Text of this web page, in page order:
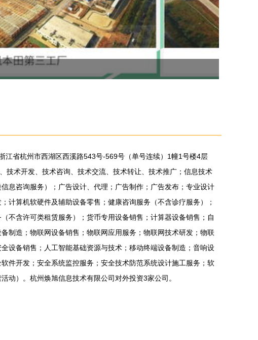
省杭州市西湖区西溪路543号-569号（单号连续）1幢1号楼4层
技术开发、技术咨询、技术交流、技术转让、技术推广；信息技术
息咨询服务）；广告设计、代理；广告制作；广告发布；专业设计
计算机软硬件及辅助设备零售；健康咨询服务（不含诊疗服务）；
不含许可类租赁服务）；货币专用设备销售；计算器设备销售；自
制造；物联网设备销售；物联网应用服务；物联网技术研发；物联
设备销售；人工智能基础资源与技术；移动终端设备制造；音响设
件开发；安全系统监控服务；安全技术防范系统设计施工服务；软
动）。杭州焕旭信息技术有限公司对外投资3家公司。